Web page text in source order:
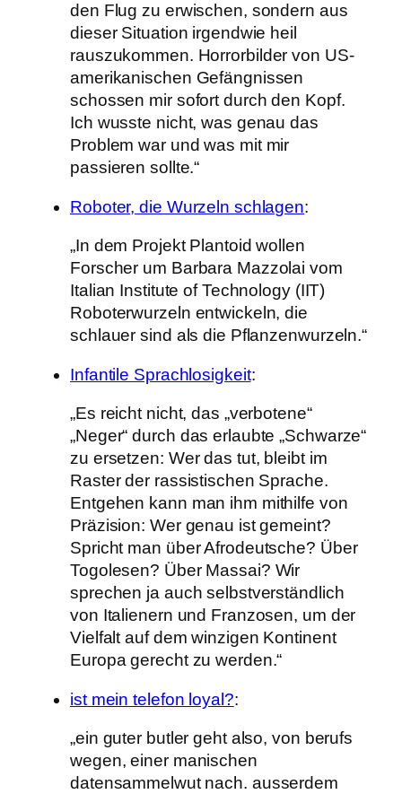
den Flug zu erwischen, sondern aus
dieser Situation irgendwie heil
rauszukommen. Horrorbilder von US-
amerikanischen Gefängnissen
schossen mir sofort durch den Kopf.
Ich wusste nicht, was genau das
Problem war und was mit mir
passieren sollte.“
Roboter, die Wurzeln schlagen:
„In dem Projekt Plantoid wollen
Forscher um Barbara Mazzolai vom
Italian Institute of Technology (IIT)
Roboterwurzeln entwickeln, die
schlauer sind als die Pflanzenwurzeln.“
Infantile Sprachlosigkeit:
„Es reicht nicht, das „verbotene“
„Neger“ durch das erlaubte „Schwarze“
zu ersetzen: Wer das tut, bleibt im
Raster der rassistischen Sprache.
Entgehen kann man ihm mithilfe von
Präzision: Wer genau ist gemeint?
Spricht man über Afrodeutsche? Über
Togolesen? Über Massai? Wir
sprechen ja auch selbstverständlich
von Italienern und Franzosen, um der
Vielfalt auf dem winzigen Kontinent
Europa gerecht zu werden.“
ist mein telefon loyal?:
„ein guter butler geht also, von berufs
wegen, einer manischen
datensammelwut nach. ausserdem